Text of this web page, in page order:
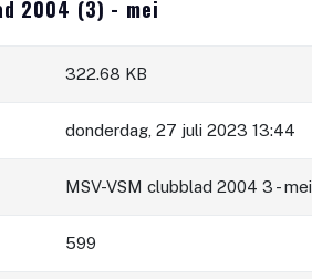
2004 (3) - mei
322.68 KB
donderdag, 27 juli 2023 13:44
MSV-VSM clubblad 2004 3 -
599